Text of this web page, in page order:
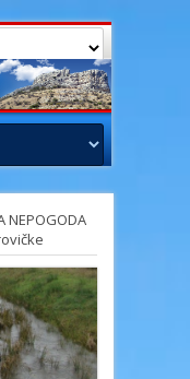
NEPOGODA